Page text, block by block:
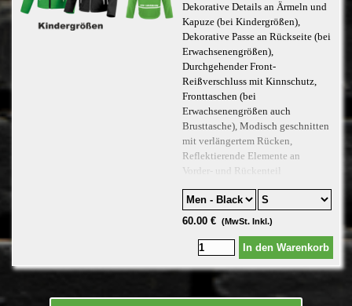
Dekorative Details an Ärmeln und
Kapuze (bei Kindergrößen),
Dekorative Passe an Rückseite (bei
Erwachsenengrößen),
Durchgehender Front-
Reißverschluss mit Kinnschutz,
Fronttaschen (bei
Erwachsenengrößen auch
Brusttasche), Modisch geschnitten
mit verlängertem Rücken,
Reflektierende Elemente an
Vorder- und Rückenteil
60.00 € (MwSt. Inkl.)
In den Warenkorb